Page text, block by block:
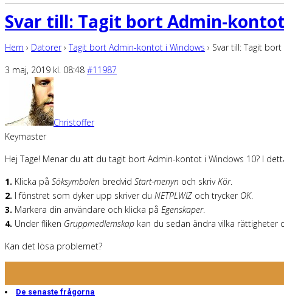
Svar till: Tagit bort Admin-
Hem › Datorer › Tagit bort Admin-kontot i Windows › Svar till: Tagit
3 maj, 2019 kl. 08:48 #11987
Christoffer
Keymaster
Hej Tage! Menar du att du tagit bort Admin-kontot i Windows 10? I
1. Klicka på Söksymbolen bredvid Start-menyn och skriv Kör.
2. I fönstret som dyker upp skriver du NETPLWIZ och trycker OK.
3. Markera din användare och klicka på Egenskaper.
4. Under fliken Gruppmedlemskap kan du sedan ändra vilka rättigheter
Kan det lösa problemet?
De senaste frågorna